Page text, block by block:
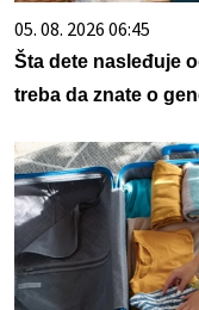
05. 08. 2026 06:45
Šta dete nasleđuje
treba da znate o